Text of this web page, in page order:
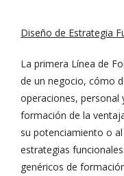
Diseño de Estrategia
La primera Línea de
de un negocio, cómo
operaciones, personal
formación de la
su potenciamiento o
estrategias
genéricos de